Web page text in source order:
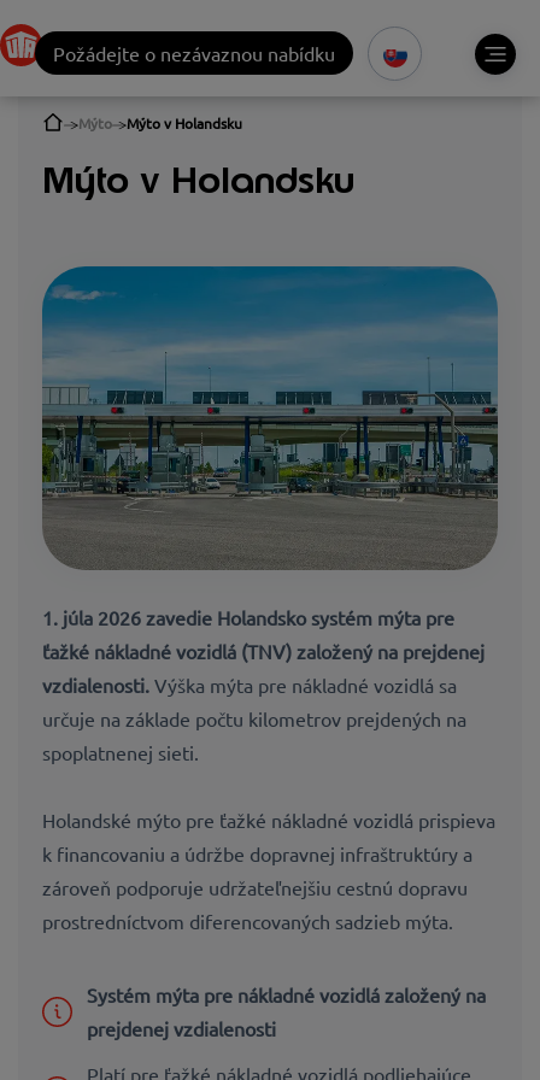
Požádejte o nezávaznou nabídku
Mýto Mýto v Holandsku
Mýto v Holandsku
1. júla 2026 zavedie Holandsko systém mýta pre
ťažké nákladné vozidlá (TNV) založený na prejdenej
vzdialenosti. Výška mýta pre nákladné vozidlá sa
určuje na základe počtu kilometrov prejdených na
spoplatnenej sieti.
Holandské mýto pre ťažké nákladné vozidlá prispieva
k financovaniu a údržbe dopravnej infraštruktúry a
zároveň podporuje udržateľnejšiu cestnú dopravu
prostredníctvom diferencovaných sadzieb mýta.
Systém mýta pre nákladné vozidlá založený na
prejdenej vzdialenosti
Platí pre ťažké nákladné vozidlá podliehajúce